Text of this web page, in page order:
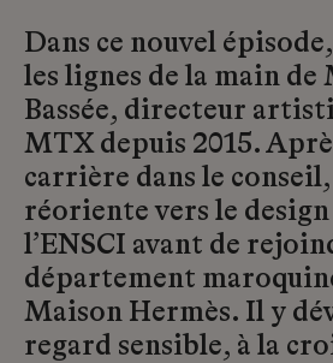
Dans ce nouvel
les lignes de la main de
Bassée, directeur
MTX depuis 2015.
carrière dans le
réoriente vers le
l’ENSCI avant de
département
Maison Hermès. Il y
regard sensible, à la